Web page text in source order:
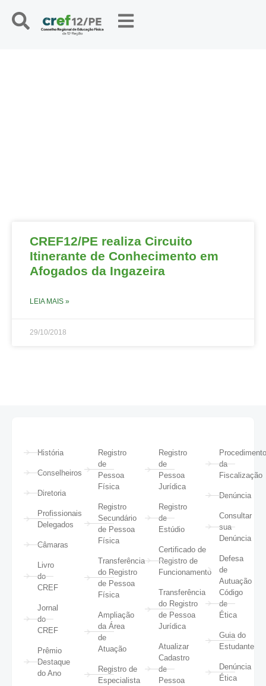
CREF12/PE realiza Circuito
Itinerante de Conhecimento em
Afogados da Ingazeira
LEIA MAIS »
29/10/2018
História
Conselheiros
Diretoria
Profissionais
Delegados
Câmaras
Livro
do
CREF
Jornal
do
CREF
Prêmio
Destaque
do Ano
Registro
de
Pessoa
Física
Registro
Secundário
de Pessoa
Física
Transferência
do Registro
de Pessoa
Física
Ampliação
da Área
de
Atuação
Registro de
Especialista
Registro
de
Pessoa
Jurídica
Registro
de
Estúdio
Certificado de
Registro de
Funcionamento
Transferência
do Registro
de Pessoa
Jurídica
Atualizar
Cadastro
de
Pessoa
da
Fiscalização
Denúncia
Consultar
sua
Denúncia
Defesa
de
Autuação
Código
de
Ética
Guia do
Estudante
Denúncia
Ética